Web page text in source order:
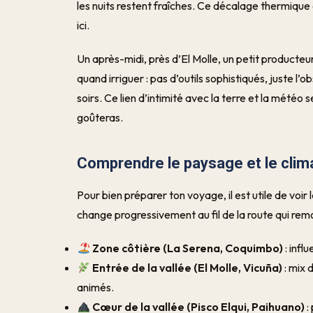
les nuits restent fraîches. Ce décalage
ici.
Un après-midi, près d’El Molle, un petit
quand irriguer : pas d’outils sophistiqués, juste
soirs. Ce lien d’intimité avec la terre et la météo
goûteras.
Comprendre le paysage et le
Pour bien préparer ton voyage, il est utile de voir
change progressivement au fil de la route qui
Zone côtière (La Serena, Coquimbo):
Entrée de la vallée (El Molle, Vicuña): mix
animés.
Cœur de la vallée (Pisco Elqui, Paihuano):